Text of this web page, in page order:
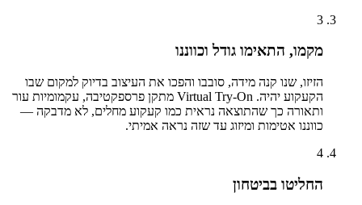
3
מקמו, התאימו גודל וכווננו
הזיזו, שנו קנה מידה, סובבו והפכו את העיצוב בדיוק למקום שבו
הקעקוע יהיה. Virtual Try-On מתקן פרספקטיבה, עקמומיות עור
ותאורה כך שהתוצאה נראית כמו קעקוע מחלים, לא מדבקה —
כווננו אטימות ומיזוג עד שזה נראה אמיתי.
4
החליטו בביטחון